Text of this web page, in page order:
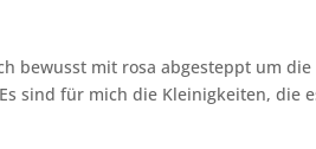
bewusst mit rosa abgesteppt um
sind für mich die Kleinigkeiten, die